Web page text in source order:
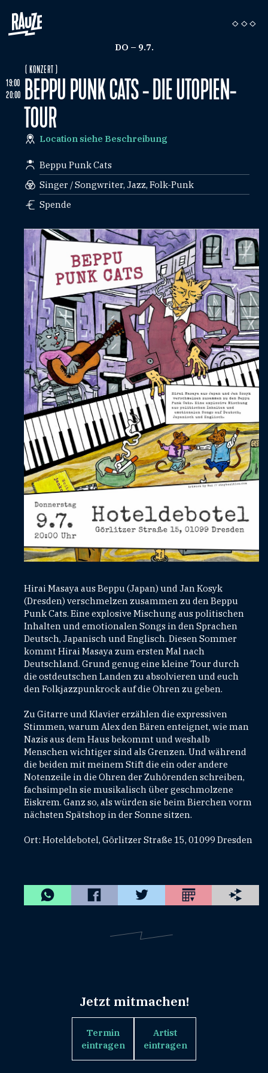
DO – 9.7.
19:00
20:00
( KONZERT )
BEPPU PUNK CATS - DIE UTOPIEN-
TOUR
Location siehe Beschreibung
Beppu Punk Cats
Singer / Songwriter, Jazz, Folk-Punk
Spende
Hirai Masaya aus Beppu (Japan) und Jan Kosyk
(Dresden) verschmelzen zusammen zu den Beppu
Punk Cats. Eine explosive Mischung aus politischen
Inhalten und emotionalen Songs in den Sprachen
Deutsch, Japanisch und Englisch. Diesen Sommer
kommt Hirai Masaya zum ersten Mal nach
Deutschland. Grund genug eine kleine Tour durch
die ostdeutschen Landen zu absolvieren und euch
den Folkjazzpunkrock auf die Ohren zu geben.
Zu Gitarre und Klavier erzählen die expressiven
Stimmen, warum Alex den Bären enteignet, wie man
Nazis aus dem Haus bekommt und weshalb
Menschen wichtiger sind als Grenzen. Und während
die beiden mit meinem Stift die ein oder andere
Notenzeile in die Ohren der Zuhörenden schreiben,
fachsimpeln sie musikalisch über geschmolzene
Eiskrem. Ganz so, als würden sie beim Bierchen vorm
nächsten Spätshop in der Sonne sitzen.
Ort: Hoteldebotel, Görlitzer Straße 15, 01099 Dresden
Jetzt mitmachen!
Termin
eintragen
Artist
eintragen